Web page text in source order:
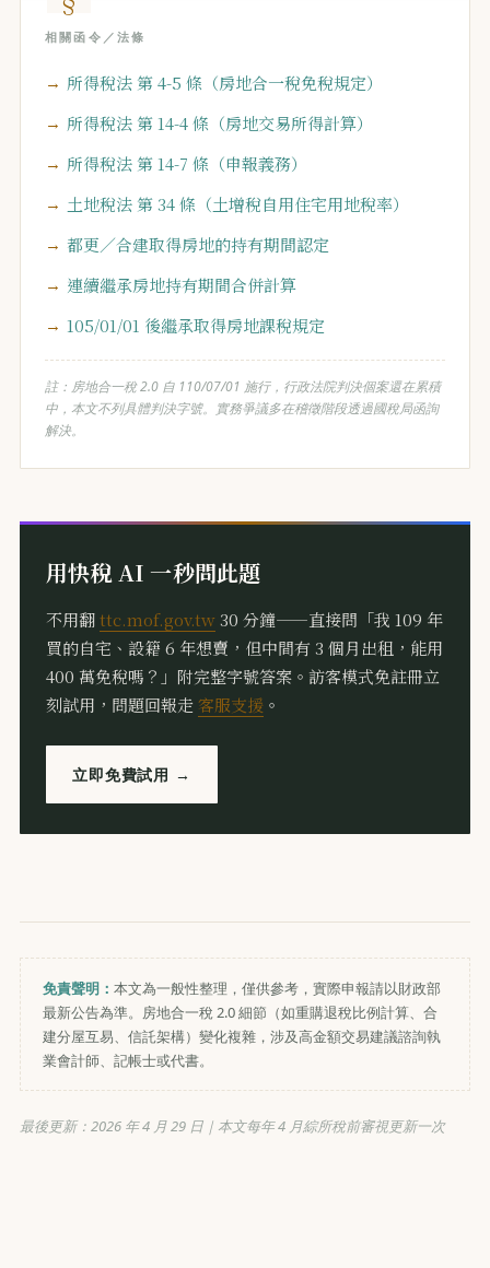
相關函令／法條
所得稅法 第 4-5 條（房地合一稅免稅規定）
所得稅法 第 14-4 條（房地交易所得計算）
所得稅法 第 14-7 條（申報義務）
土地稅法 第 34 條（土增稅自用住宅用地稅率）
都更／合建取得房地的持有期間認定
連續繼承房地持有期間合併計算
105/01/01 後繼承取得房地課稅規定
註：房地合一稅 2.0 自 110/07/01 施行，行政法院判決個案還在累積
中，本文不列具體判決字號。實務爭議多在稽徵階段透過國稅局函詢
解決。
用快稅 AI 一秒問此題
不用翻ttc.mof.gov.tw 30 分鐘——直接問「我 109 年
買的自宅、設籍 6 年想賣，但中間有 3 個月出租，能用
400 萬免稅嗎？」附完整字號答案。訪客模式免註冊立
刻試用，問題回報走客服支援 。
立即免費試用 →
免責聲明： 本文為一般性整理，僅供參考，實際申報請以財政部
最新公告為準。房地合一稅 2.0 細節（如重購退稅比例計算、合
建分屋互易、信託架構）變化複雜，涉及高金額交易建議諮詢執
業會計師、記帳士或代書。
最後更新： 2026 年 4 月 29 日 ｜本文每年 4 月綜所稅前審視更新一次